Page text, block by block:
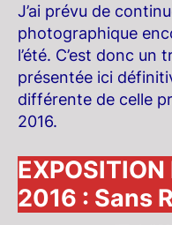
J’ai prévu de
photographique
l’été. C’est donc un
présentée ici
différente de celle
2016.
2016 : Sans